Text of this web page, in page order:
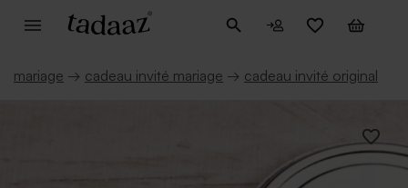
mariage → cadeau invité mariage → cadeau invité original